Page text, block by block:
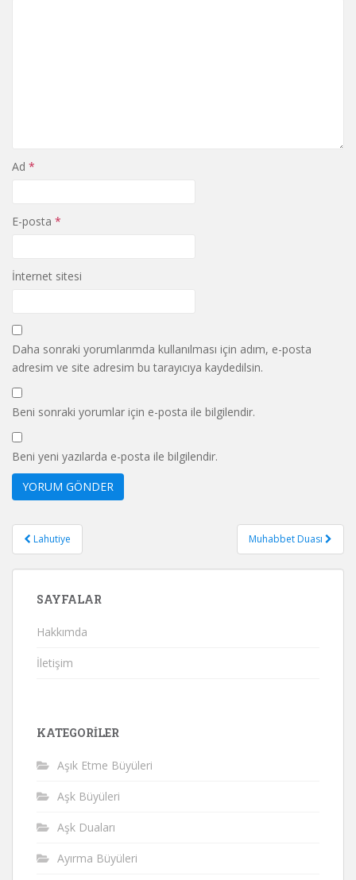
Ad *
E-posta *
İnternet sitesi
Daha sonraki yorumlarımda kullanılması için adım, e-posta
adresim ve site adresim bu tarayıcıya kaydedilsin.
Beni sonraki yorumlar için e-posta ile bilgilendir.
Beni yeni yazılarda e-posta ile bilgilendir.
Yazı
gezinmesi
Lahutiye Muhabbet Duası
SAYFALAR
Hakkımda
İletişim
KATEGORILER
Aşık Etme Büyüleri
Aşk Büyüleri
Aşk Duaları
Ayırma Büyüleri